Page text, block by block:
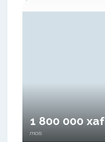
1 800 000 xaf
mois